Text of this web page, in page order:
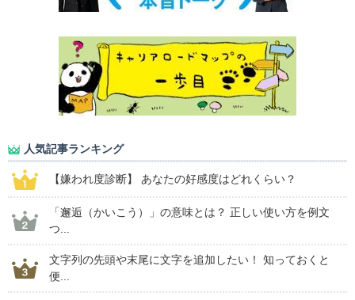
人気記事ランキング
【嫌われ度診断】 あなたの好感度はどれくらい？
「邂逅（かいこう）」の意味とは？ 正しい使い方を例文
つ...
文字列の先頭や末尾に文字を追加したい！ 知っておくと
便...